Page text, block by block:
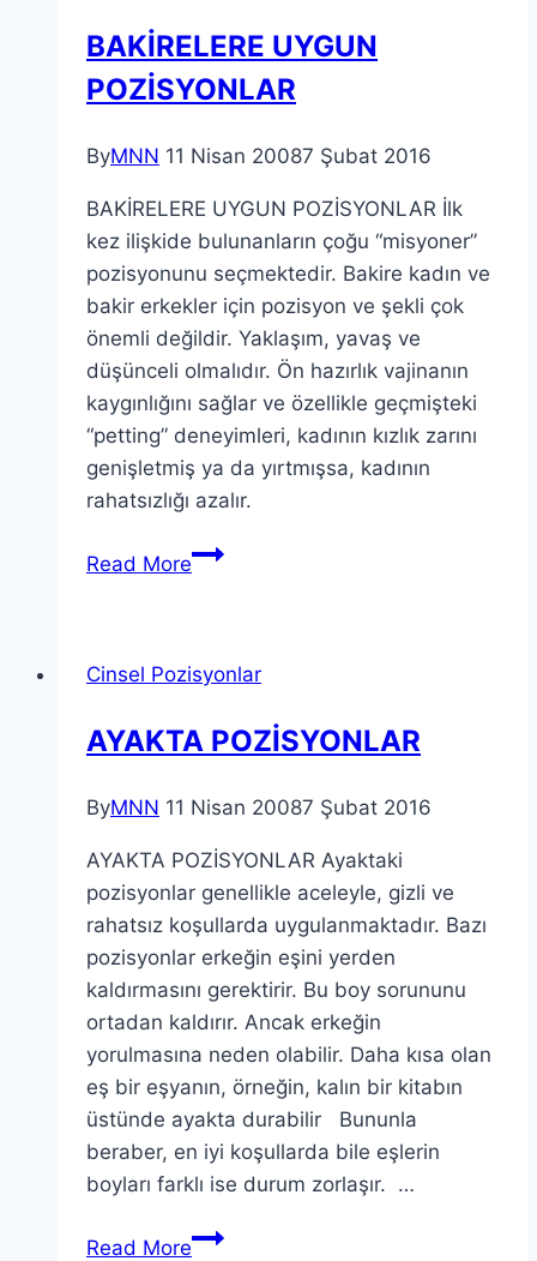
BAKİRELERE UYGUN
POZİSYONLAR
ByMNN 11 Nisan 20087 Şubat 2016
BAKİRELERE UYGUN POZİSYONLAR İlk
kez ilişkide bulunanların çoğu “misyoner”
pozisyonunu seçmektedir. Bakire kadın ve
bakir erkekler için pozisyon ve şekli çok
önemli değildir. Yaklaşım, yavaş ve
düşünceli olmalıdır. Ön hazırlık vajinanın
kaygınlığını sağlar ve özellikle geçmişteki
“petting” deneyimleri, kadının kızlık zarını
genişletmiş ya da yırtmışsa, kadının
rahatsızlığı azalır.
Read More
Cinsel Pozisyonlar
AYAKTA POZİSYONLAR
ByMNN 11 Nisan 20087 Şubat 2016
AYAKTA POZİSYONLAR Ayaktaki
pozisyonlar genellikle aceleyle, gizli ve
rahatsız koşullarda uygulanmaktadır. Bazı
pozisyonlar erkeğin eşini yerden
kaldırmasını gerektirir. Bu boy sorununu
ortadan kaldırır. Ancak erkeğin
yorulmasına neden olabilir. Daha kısa olan
eş bir eşyanın, örneğin, kalın bir kitabın
üstünde ayakta durabilir Bununla
beraber, en iyi koşullarda bile eşlerin
boyları farklı ise durum zorlaşır. …
Read More